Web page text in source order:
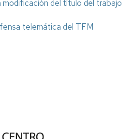
modificación del título del trabajo
telemática del TFM